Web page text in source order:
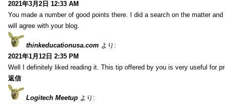
2021年3月2日 12:33 AM
You made a number of good points there. I did a search on the matter
will agree with your blog.
thinkeducationusa.com より:
2021年1月12日 2:35 PM
Well I definitely liked reading it. This tip offered by you is very useful for
返信
Logitech Meetup より: